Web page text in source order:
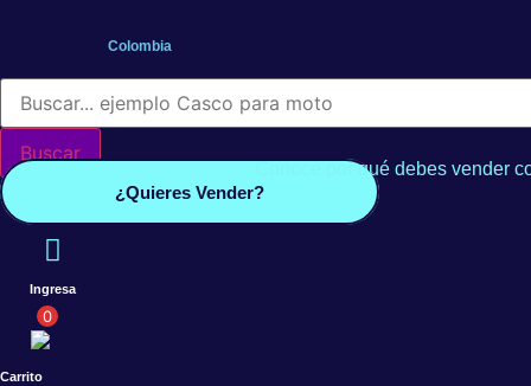
Colombia
Búsqueda
productos
Buscar
Conoce por qué debes vender
¿Quieres Vender?
Ingresa
0
Carrito